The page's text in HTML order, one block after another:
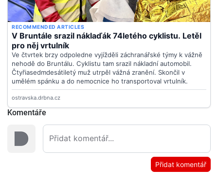
Komentáře
Přidat komentář